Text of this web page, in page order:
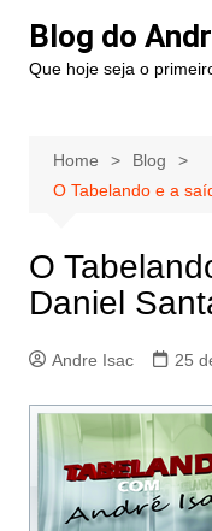
Blog do
Que hoje seja o
Home
Blog
O Tabelando e a
O
Daniel
Andre Isac 25